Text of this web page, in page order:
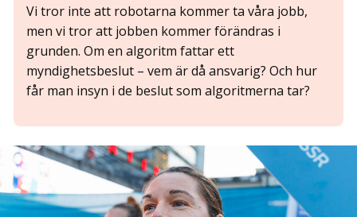
Vi tror inte att robotarna kommer ta våra jobb,
men vi tror att jobben kommer förändras i
grunden. Om en algoritm fattar ett
myndighetsbeslut – vem är då ansvarig? Och hur
får man insyn i de beslut som algoritmerna tar?